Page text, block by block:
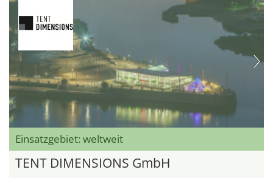
Einsatzgebiet: weltweit
TENT DIMENSIONS GmbH